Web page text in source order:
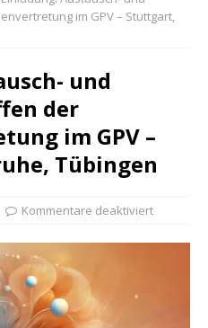
im GPV – Stuttgart,
und
der
im GPV –
Tübingen
Kommentare deaktiviert